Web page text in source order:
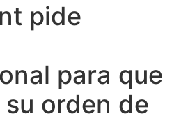
pide
para que
orden de